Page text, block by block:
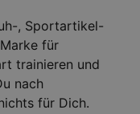
, Sportartikel-
für
trainieren und
nach
für Dich.